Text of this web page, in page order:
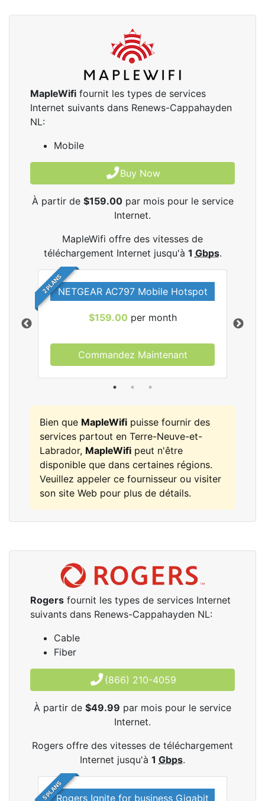
MapleWifi fournit les types de services
Internet suivants dans Renews-Cappahayden
NL:
Mobile
Buy Now
À partir de $159.00par mois pour le service
Internet.
MapleWifi offre des vitesses de
téléchargement Internet jusqu'à 1 Gbps.
2 PLANSNETGEAR AC797 Mobile Hotspot
$159.00 per month
Commandez Maintenant
Bien que MapleWifi puisse fournir des
services partout en Terre-Neuve-et-
Labrador, MapleWifi peut n'être
disponible que dans certaines régions.
Veuillez appeler ce fournisseur ou visiter
son site Web pour plus de détails.
Rogers fournit les types de services Internet
suivants dans Renews-Cappahayden NL:
Cable
Fiber
(866) 210-4059
À partir de $49.99 par mois pour le service
Internet.
Rogers offre des vitesses de téléchargement
Internet jusqu'à 1 Gbps.
5 PLANSRogers Ignite for business Gigabit